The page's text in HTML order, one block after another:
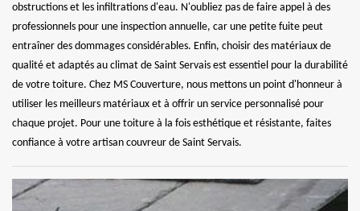
obstructions et les infiltrations d'eau. N'oubliez pas de faire appel à des
professionnels pour une inspection annuelle, car une petite fuite peut
entraîner des dommages considérables. Enfin, choisir des matériaux de
qualité et adaptés au climat de Saint Servais est essentiel pour la durabilité
de votre toiture. Chez MS Couverture, nous mettons un point d'honneur à
utiliser les meilleurs matériaux et à offrir un service personnalisé pour
chaque projet. Pour une toiture à la fois esthétique et résistante, faites
confiance à votre artisan couvreur de Saint Servais.